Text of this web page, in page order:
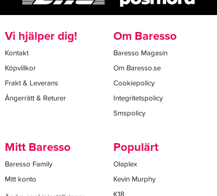
Vi hjälper dig!
Kontakt
Köpvillkor
Frakt & Leverans
Ångerrätt & Returer
Om Baresso
Baresso Magasin
Om Baresso.se
Cookiepolicy
Integritetspolicy
Smspolicy
Mitt Baresso
Baresso Family
Mitt konto
Populärt
Olaplex
Kevin Murphy
K18